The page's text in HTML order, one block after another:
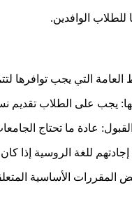
الوافدين.
يجب على الطلاب
القبول: عادة ما تحتاج
للغة الروسية إذا كان
الأساسية المتعلقة